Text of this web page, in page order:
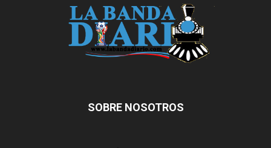
SOBRE NOSOTROS